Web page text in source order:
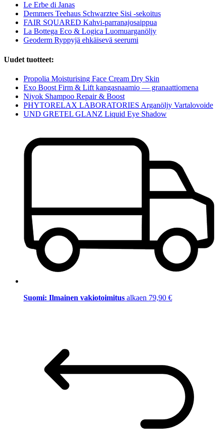
Le Erbe di Janas
Demmers Teehaus Schwarztee Sisi -sekoitus
FAIR SQUARED Kahvi-parranajosaippua
La Bottega Eco & Logica Luomuarganöljy
Geoderm Ryppyjä ehkäisevä seerumi
Uudet tuotteet:
Propolia Moisturising Face Cream Dry Skin
Exo Boost Firm & Lift kangasnaamio — granaattiomena
Niyok Shampoo Repair & Boost
PHYTORELAX LABORATORIES Arganöljy Vartalovoide
UND GRETEL GLANZ Liquid Eye Shadow
Suomi: Ilmainen vakiotoimitus alkaen 79,90 €